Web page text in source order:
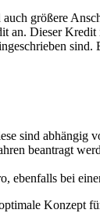
größere
an. Dieser
sind abhängig
beantragt
ebenfalls bei
Konzept